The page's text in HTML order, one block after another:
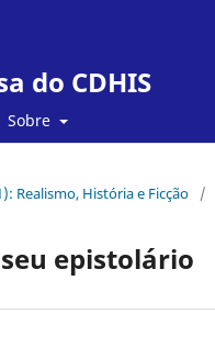
do CDHIS
Sobre
Realismo, História e Ficção /
epistolário